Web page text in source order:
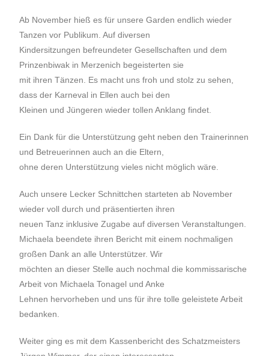
Ab November hieß es für unsere Garden endlich wieder
Tanzen vor Publikum. Auf diversen
Kindersitzungen befreundeter Gesellschaften und dem
Prinzenbiwak in Merzenich begeisterten sie
mit ihren Tänzen. Es macht uns froh und stolz zu sehen,
dass der Karneval in Ellen auch bei den
Kleinen und Jüngeren wieder tollen Anklang findet.
Ein Dank für die Unterstützung geht neben den Trainerinnen
und Betreuerinnen auch an die Eltern,
ohne deren Unterstützung vieles nicht möglich wäre.
Auch unsere Lecker Schnittchen starteten ab November
wieder voll durch und präsentierten ihren
neuen Tanz inklusive Zugabe auf diversen Veranstaltungen.
Michaela beendete ihren Bericht mit einem nochmaligen
großen Dank an alle Unterstützer. Wir
möchten an dieser Stelle auch nochmal die kommissarische
Arbeit von Michaela Tonagel und Anke
Lehnen hervorheben und uns für ihre tolle geleistete Arbeit
bedanken.
Weiter ging es mit dem Kassenbericht des Schatzmeisters